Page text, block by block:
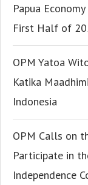
Papua
First Half of
OPM Yatoa
Katika
Indonesia
OPM Calls on
Participate in
Independence